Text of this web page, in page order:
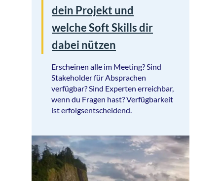
dein Projekt und
welche Soft Skills dir
dabei nützen
Erscheinen alle im Meeting? Sind
Stakeholder für Absprachen
verfügbar? Sind Experten erreichbar,
wenn du Fragen hast? Verfügbarkeit
ist erfolgsentscheidend.